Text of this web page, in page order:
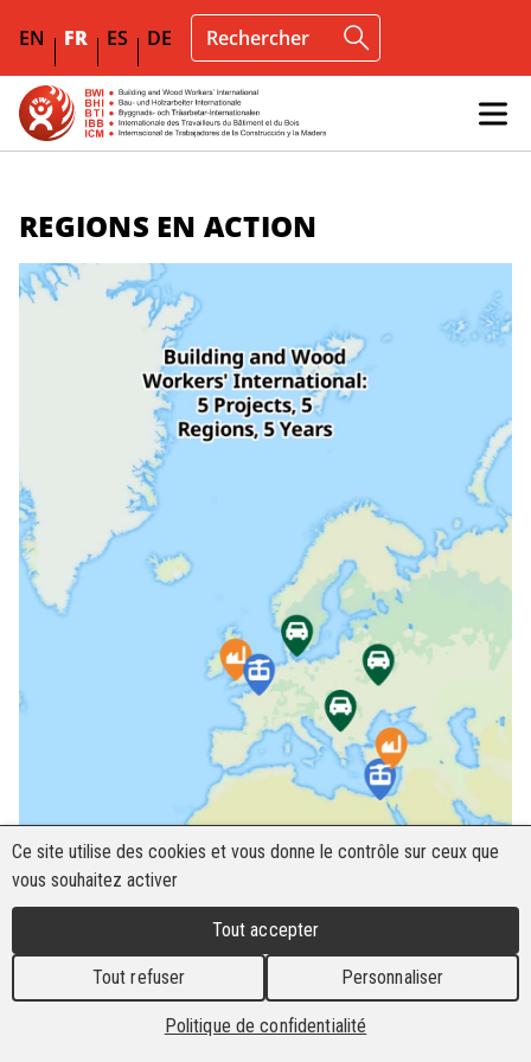
EN FR ES DE
REGIONS EN ACTION
Ce site utilise des cookies et vous donne le contrôle sur ceux que
vous souhaitez activer
Tout accepter
Tout refuser Personnaliser
Politique de confidentialité